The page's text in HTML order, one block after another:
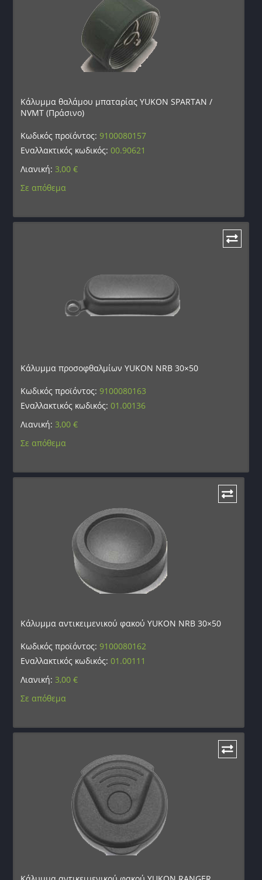
Κάλυμμα θαλάμου μπαταρίας YUKON SPARTAN /
NVMT (Πράσινο)
Κωδικός προϊόντος:9100080157
Εναλλακτικός κωδικός:00.90621
Λιανική: 3,00€
Σε απόθεμα
Κάλυμμα προσοφθαλμίων YUKON NRB 30×50
Κωδικός προϊόντος:9100080163
Εναλλακτικός κωδικός:01.00136
Λιανική: 3,00€
Σε απόθεμα
Κάλυμμα αντικειμενικού φακού YUKON NRB 30×50
Κωδικός προϊόντος:9100080162
Εναλλακτικός κωδικός:01.00111
Λιανική: 3,00€
Σε απόθεμα